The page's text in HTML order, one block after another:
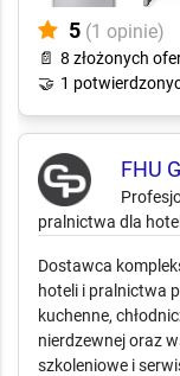
5 (1 opinie)
📄 8 złożonych
🤝 1
FHU
pralnictwa dla
Dostawca
hoteli i pralnictwa
kuchenne,
nierdzewnej oraz
szkoleniowe i